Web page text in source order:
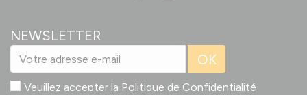
NEWSLETTER
OK
Veuillez accepter la Politique de Confidentialité